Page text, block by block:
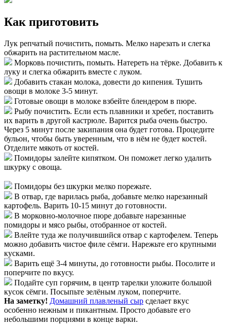
Как приготовить
Лук репчатый почистить, помыть. Мелко нарезать и слегка
обжарить на растительном масле.
Морковь почистить, помыть. Натереть на тёрке. Добавить к
луку и слегка обжарить вместе с луком.
Добавить стакан молока, довести до кипения. Тушить
овощи в молоке 3-5 минут.
Готовые овощи в молоке взбейте блендером в пюре.
Рыбу почистить. Если есть плавники и хребет, поставить
их варить в другой кастрюле. Варится рыба очень быстро.
Через 5 минут после закипания она будет готова. Процедите
бульон, чтобы быть уверенным, что в нём не будет костей.
Отделите мякоть от костей.
Помидоры залейте кипятком. Он поможет легко удалить
шкурку с овоща.
Помидоры без шкурки мелко порежьте.
В отвар, где варилась рыба, добавьте мелко нарезанный
картофель. Варить 10-15 минут до готовности.
В морковно-молочное пюре добавьте нарезанные
помидоры и мясо рыбы, отобранное от костей.
Влейте туда же получившийся отвар с картофелем. Теперь
можно добавить чистое филе сёмги. Нарежьте его крупными
кусками.
Варить ещё 3-4 минуты, до готовности рыбы. Посолите и
поперчите по вкусу.
Подайте суп горячим, в центр тарелки уложите большой
кусок сёмги. Посыпьте зелёным луком, поперчите.
На заметку! Домашний плавленый сыр сделает вкус
особенно нежным и пикантным. Просто добавьте его
небольшими порциями в конце варки.